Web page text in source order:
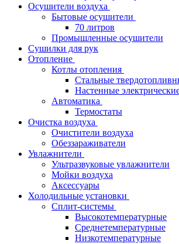
Осушители воздуха
Бытовые осушители
70 литров
Промышленные осушители
Сушилки для рук
Отопление
Котлы отопления
Стальные
Настенные
Автоматика
Термостаты
Очистка воздуха
Очистители воздуха
Обеззараживатели
Увлажнители
Ультразвуковые увлажнители
Мойки воздуха
Аксессуары
Холодильные установки
Сплит-системы
Высокотемпературные
Среднетемпературные
Низкотемпературные